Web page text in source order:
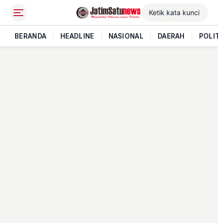
BERANDA HEADLINE NASIONAL DAERAH